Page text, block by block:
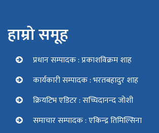
हाम्रो समूह
प्रधान सम्पादक : प्रकाशविक्रम शाह
कार्यकारी सम्पादक : भरतबहादुर शाह
क्रियटिभ एडिटर : सच्चिदानन्द जोशी
समाचार सम्पादक : एकिन्द्र तिमिल्सिना